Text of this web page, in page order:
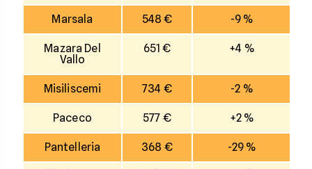
Marsala 548 € -9 %
Mazara Del
Vallo
651 € +4 %
Misiliscemi 734 € -2 %
Paceco 577 € +2 %
Pantelleria 368 € -29 %